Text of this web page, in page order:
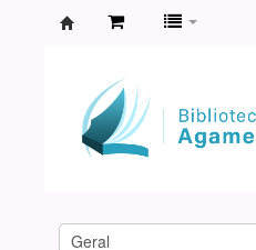
Agamenon
Magalhães